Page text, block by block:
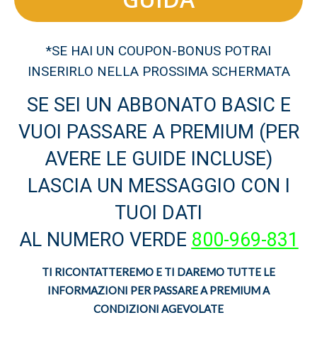
*SE HAI UN COUPON-BONUS POTRAI
INSERIRLO NELLA PROSSIMA SCHERMATA
SE SEI UN ABBONATO BASIC E
VUOI PASSARE A PREMIUM (PER
AVERE LE GUIDE INCLUSE)
LASCIA UN MESSAGGIO CON I
TUOI DATI
AL NUMERO VERDE 800-969-831
TI RICONTATTEREMO E TI DAREMO TUTTE LE
INFORMAZIONI PER PASSARE A PREMIUM A
CONDIZIONI AGEVOLATE